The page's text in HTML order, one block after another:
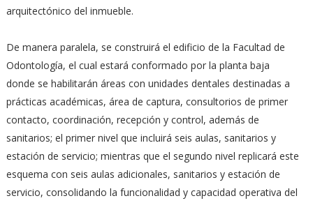
arquitectónico del inmueble.
De manera paralela, se construirá el edificio de la Facultad de
Odontología, el cual estará conformado por la planta baja
donde se habilitarán áreas con unidades dentales destinadas a
prácticas académicas, área de captura, consultorios de primer
contacto, coordinación, recepción y control, además de
sanitarios; el primer nivel que incluirá seis aulas, sanitarios y
estación de servicio; mientras que el segundo nivel replicará este
esquema con seis aulas adicionales, sanitarios y estación de
servicio, consolidando la funcionalidad y capacidad operativa del